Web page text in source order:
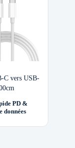
C vers USB-
PD &
données